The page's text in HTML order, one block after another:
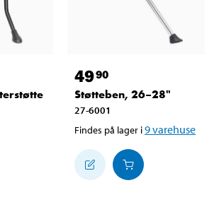
4990
Støtteben, 26–28"
27-6001
Findes på lager i9varehuse